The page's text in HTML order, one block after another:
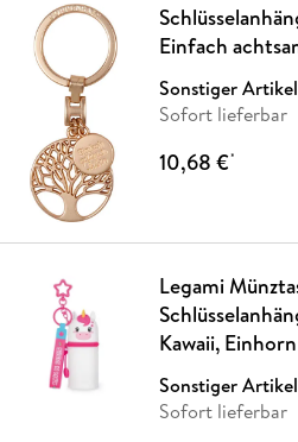
Einfach
Sonstiger Artikel
Sofort lieferbar
10,68 €*
Legami
Kawaii, Einhorn
Sonstiger Artikel
Sofort lieferbar